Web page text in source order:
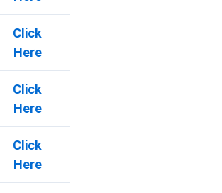
Click
Here
Click
Here
Click
Here